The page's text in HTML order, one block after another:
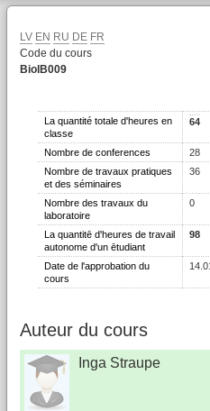
LV EN RU DE FR
Code du cours
BiolB009
La quantité totale d'heures en
classe
64
Nombre de conferences
28
Nombre de travaux pratiques
et des séminaires
36
Nombre des travaux du
laboratoire
0
La quantitē d'heures de travail
autonome d'un ētudiant
98
Date de l'approbation du
cours
Auteur du cours
Inga Straupe